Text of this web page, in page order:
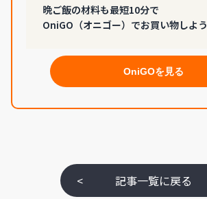
晩ご飯の材料も最短10分で
OniGO（オニゴー）でお買い物しよう
OniGOを見る
< 記事一覧に戻る